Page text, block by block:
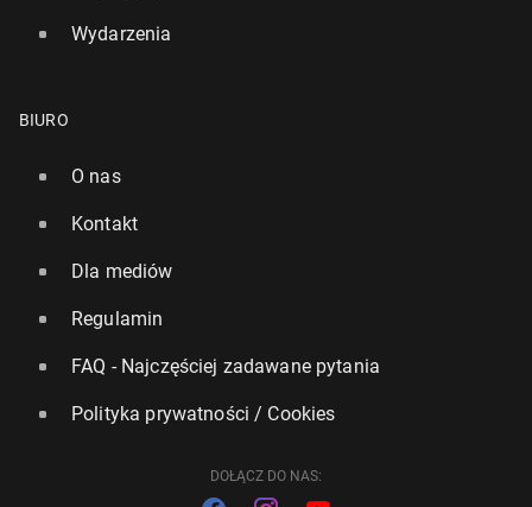
lon­dyń­skim metrze. Wygrał sprawę z pra­co­daw­cą
22 lipca, 12:00
Wydarzenia
BIURO
O nas
Kontakt
Dla mediów
Regulamin
FAQ - Najczęściej zadawane pytania
Polityka prywatności / Cookies
DOŁĄCZ DO NAS: